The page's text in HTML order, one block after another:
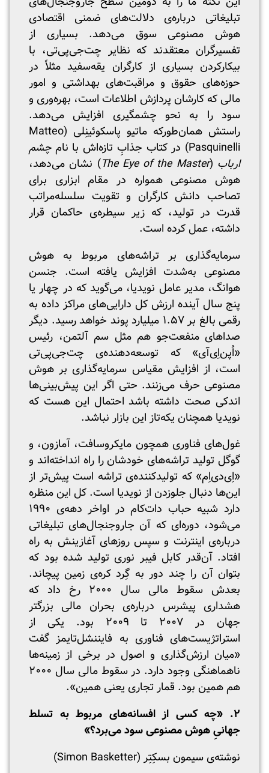
تبلیغاتی درباره‌ی دلالت‌های ضمنی اقتصادی
هوش مصنوعی سوق می‌دهد. بسیاری از
تفسیرگران معتقدند که نظایر چت‌جی‌پی‌تی، با
بیکارکردن بسیاری از کارگران یقه‌سفید مثلاً در
حوزه‌های حقوق و مراقبت‌های بهداشتی و امور
مالی که کارشان پردازش اطلاعات است، بهره‌وری و
سود را به نحو چشمگیری افزایش می‌دهد.
راستش همان‌طورکه ماتیو پاسکوئینِلی (Matteo
Pasquinelli) در کتاب جذابِ تازه‌اش با نام
چشم
ارباب (
The Eye of the Master) نشان می‌دهد،
هوش مصنوعی همواره در مقام ابزاری برای
تصاحب دانش کارگران و تقویت سلسله‌مراتب
قدرت در تولید، که زیر سیطره‌ی حاکمان قرار
داشته، عمل کرده است.
سرمایه‌گذاری بر تراشه‌های مربوط به هوش
مصنوعی به‌شدت افزایش یافته است. جنسن
هوانگ، مدیر عامل نویدیا، می‌گوید که در چهار یا
پنج سال آینده ارزش کل دارایی‌های مراکز داده به
رقمی بالغ بر ۱.۵۷ میلیارد پوند خواهد رسید. دیگر
صداهای منفعت‌جو هم مثل سم آلتمن، رئیس
«اُپن‌اِی‌آی» که توسعه‌دهنده‌ی چت‌جی‌پی‌تی
است، از افزایش مقیاس سرمایه‌گذاری بر هوش
مصنوعی حرف می‌زنند. حتی اگر این پیش‌بینی‌ها
اندکی صحت داشته باشد احتمال این هست که
نویدیا همچنان یکه‌تاز این بازار نباشد.
غول‌های فناوری همچون مایکروسافت، آمازون، و
گوگل تولید تراشه‌های خودشان را راه انداخته‌اند و
«اِی‌دی‌اِم» که تولیدکننده‌ی تراشه است پیش‌تر از
این‌ها دنبال جلوزدن از نویدیا است. کل این منظره
دارد شبیه حباب دات‌کام در اواخر دهه‌ی ۱۹۹۰
می‌شود، دوره‌ای که آن جاروجنجال‌های تبلیغاتی
درباره‌ی اینترنت و سپس روزهای آغازینش به راه
افتاد. آن‌قدر کابل فیبر نوری تولید شده بود که
بتوان آن را چند دور به گِرد کره‌ی زمین پیچاند.
بعدش سقوط مالی سال ۲۰۰۰ رخ داد که
هشداری پیشرس درباره‌ی بحران مالی بزرگتر
جهان در ۲۰۰۷ تا ۲۰۰۹ بود. یکی از
استراتژیست‌های فناوری به فایننشل‌تایمز گفت
«میان ارزش‌گذاری و اصول در برخی از زمینه‌ها
ناهماهنگی وجود دارد. در سقوط مالی سال ۲۰۰۰
هم همین بود. قمار تجاری یعنی همین».
۲. «چه کسی از افسانه‌های مربوط به تسلط
جهانیِ هوش مصنوعی سود می‌برد؟»
نوشته‌ی سیمون بسکِتِر (Simon Basketter)